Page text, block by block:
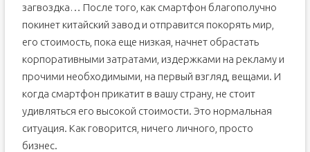
загвоздка… После того, как смартфон благополучно
покинет китайский завод и отправится покорять мир,
его стоимость, пока еще низкая, начнет обрастать
корпоративными затратами, издержками на рекламу и
прочими необходимыми, на первый взгляд, вещами. И
когда смартфон прикатит в вашу страну, не стоит
удивляться его высокой стоимости. Это нормальная
ситуация. Как говорится, ничего личного, просто
бизнес.